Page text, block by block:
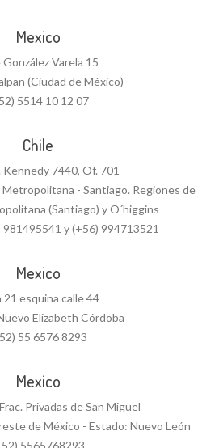
Mexico
González Varela 15
(Ciudad de México)
5514 10 12 07
Chile
Kennedy 7440, Of. 701
- Santiago. Regiones de
(Santiago) y O´higgins
y (+56) 994713521
Mexico
21 esquina calle 44
Elizabeth Córdoba
55 6576 8293
Mexico
Privadas de San Miguel
de México - Estado: Nuevo León
5565768293